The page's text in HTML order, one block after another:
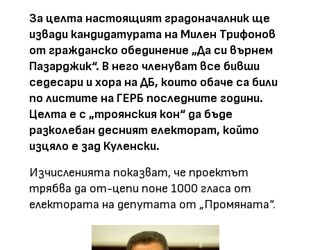
За целта настоящият градоначалник ще
извади кандидатурата на Милен Трифонов
от гражданско обединение „Да си върнем
Пазарджик“. В него членуват все бивши
седесари и хора на ДБ, които обаче са били
по листите на ГЕРБ последните години.
Целта е с „троянския кон“ да бъде
разколебан десният електорат, който
изцяло е зад Куленски.
Изчисленията показват, че проектът
трябва да от-цепи поне 1000 гласа от
електората на депутата от „Промяната“.